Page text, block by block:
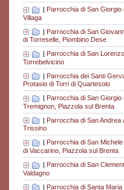
| Parrocchia di San Giorgio
Villaga
| Parrocchia di San
di Torreselle, Piombino Dese
Parrocchia di San
Torrebelvicino
| Parrocchia dei Santi
Protasio di Torri di Quartesolo
Parrocchia di San Giorgio
Tremignon, Piazzola sul Brenta
| Parrocchia di San Andrea
Trissino
Parrocchia di San
di Vaccarino, Piazzola sul Brenta
| Parrocchia di San
Valdagno
| Parrocchia di Santa Maria